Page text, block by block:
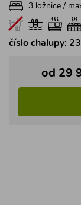
3 ložnice /
číslo chalupy:
od 29